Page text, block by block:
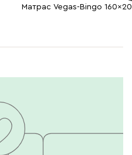
Матрас Vegas-Bingo